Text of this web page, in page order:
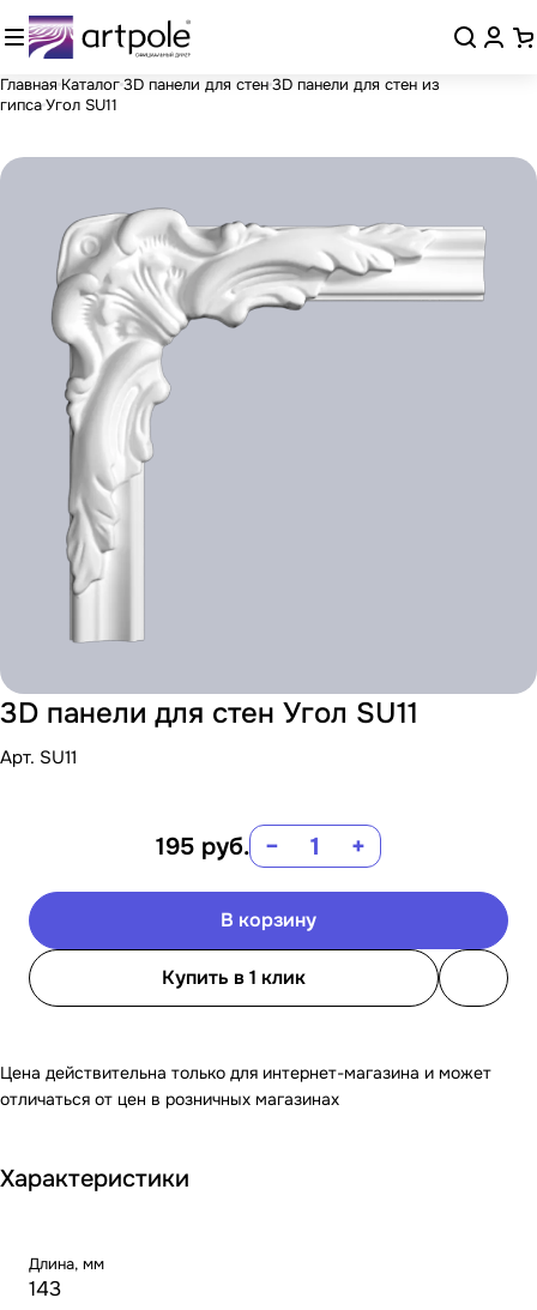
Главная Каталог3D панели для стен3D панели для стен из
гипсаУгол SU11
3D панели для стен Угол SU11
Арт. SU11
195 руб. − +
В корзину
Купить в 1 клик
Цена действительна только для интернет-магазина и может
отличаться от цен в розничных магазинах
Характеристики
Длина, мм
143